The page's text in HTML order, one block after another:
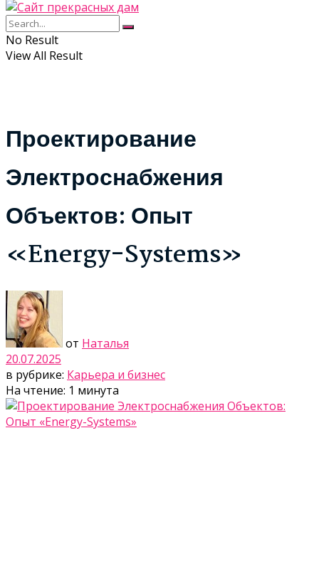
No Result
View All Result
Проектирование
Электроснабжения
Объектов: Опыт
«Energy-Systems»
от Наталья
20.07.2025
в рубрике: Карьера и бизнес
На чтение: 1 минута